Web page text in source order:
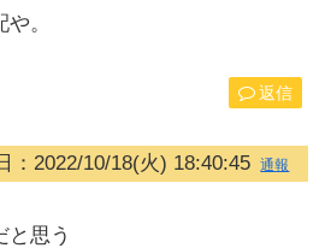
。
返信
：2022/10/18(火) 18:40:45 通報
と思う